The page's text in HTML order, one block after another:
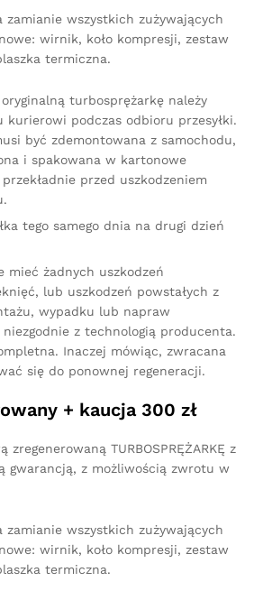
zamianie wszystkich zużywających
wirnik, koło kompresji, zestaw
termiczna.
turbosprężarkę należy
kurierowi podczas odbioru przesyłki.
być zdemontowana z samochodu,
i spakowana w kartonowe
przed uszkodzeniem
tego samego dnia na drugi dzień
mieć żadnych uszkodzeń
lub uszkodzeń powstałych z
wypadku lub napraw
z technologią producenta.
Inaczej mówiąc, zwracana
się do ponownej regeneracji.
+ kaucja 300 zł
zregenerowaną TURBOSPRĘŻARKĘ z
gwarancją, z możliwością zwrotu w
zamianie wszystkich zużywających
wirnik, koło kompresji, zestaw
termiczna.